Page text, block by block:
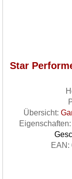
Star
Übersicht:
Eigenschaften:
EAN: